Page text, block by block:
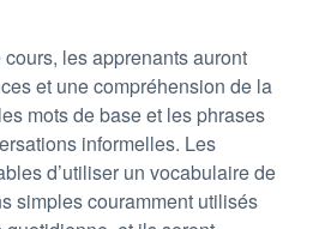
les apprenants auront
et une compréhension de la
mots de base et les phrases
informelles. Les
d’utiliser un vocabulaire de
simples couramment utilisés